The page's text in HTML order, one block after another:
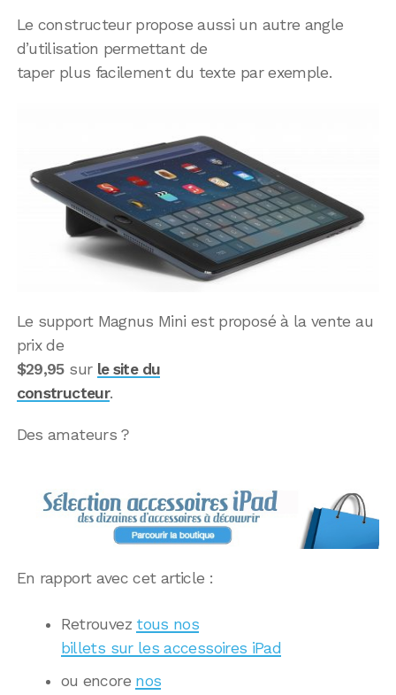
Le constructeur propose aussi un autre angle
d’utilisation permettant de
taper plus facilement du texte par exemple.
Le support Magnus Mini est proposé à la vente au
prix de
$29,95sur le site du
constructeur.
Des amateurs ?
En rapport avec cet article :
Retrouvez tous nos
billets sur les accessoires iPad
ou encore nos